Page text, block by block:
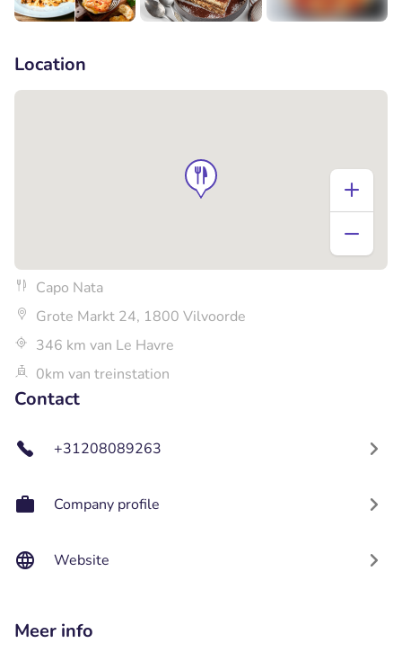
Location
Capo Nata
Grote Markt 24, 1800 Vilvoorde
346 km van Le Havre
0km van treinstation
Contact
+31208089263
Company profile
Website
Meer info